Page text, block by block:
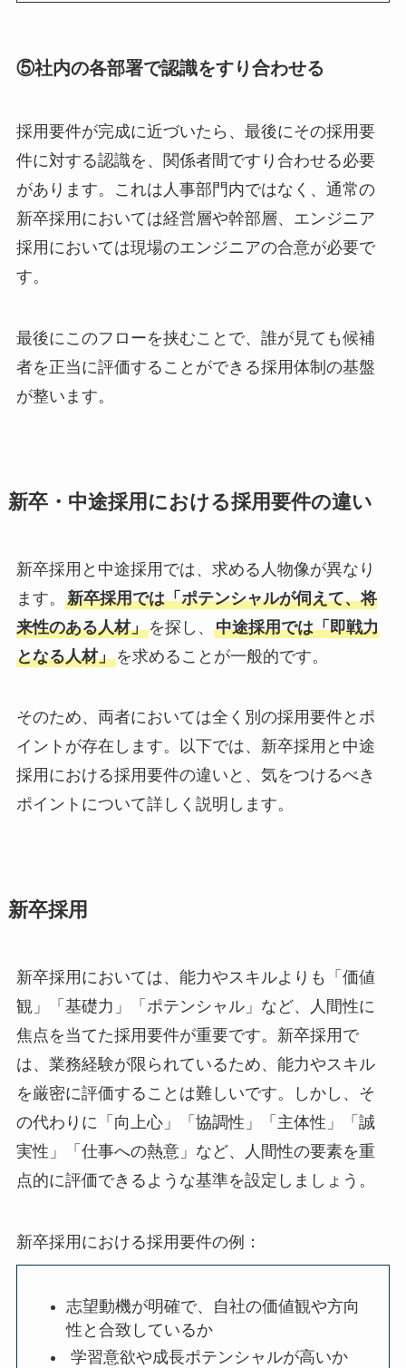
⑤社内の各部署で認識をすり合わせる
採用要件が完成に近づいたら、最後にその採用要
件に対する認識を、関係者間ですり合わせる必要
があります。これは人事部門内ではなく、通常の
新卒採用においては経営層や幹部層、エンジニア
採用においては現場のエンジニアの合意が必要で
す。
最後にこのフローを挟むことで、誰が見ても候補
者を正当に評価することができる採用体制の基盤
が整います。
新卒・中途採用における採用要件の違い
新卒採用と中途採用では、求める人物像が異なり
ます。 新卒採用では「ポテンシャルが伺えて、将
来性のある人材」を探し、 中途採用では「即戦力
となる人材」を求めることが一般的です。
そのため、両者においては全く別の採用要件とポ
イントが存在します。以下では、新卒採用と中途
採用における採用要件の違いと、気をつけるべき
ポイントについて詳しく説明します。
新卒採用
新卒採用においては、能力やスキルよりも「価値
観」「基礎力」「ポテンシャル」など、人間性に
焦点を当てた採用要件が重要です。新卒採用で
は、業務経験が限られているため、能力やスキル
を厳密に評価することは難しいです。しかし、そ
の代わりに「向上心」「協調性」「主体性」「誠
実性」「仕事への熱意」など、人間性の要素を重
点的に評価できるような基準を設定しましょう。
新卒採用における採用要件の例：
志望動機が明確で、自社の価値観や方向
性と合致しているか
学習意欲や成長ポテンシャルが高いか